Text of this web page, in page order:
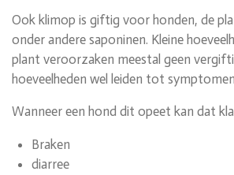
Ook klimop is giftig voor honden, de
onder andere saponinen. Kleine
plant veroorzaken meestal geen
hoeveelheden wel leiden tot
Wanneer een hond dit opeet kan dat
Braken
diarree